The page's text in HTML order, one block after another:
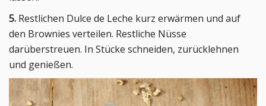
5. Restlichen Dulce de Leche kurz erwärmen und auf
den Brownies verteilen. Restliche Nüsse
darüberstreuen. In Stücke schneiden, zurücklehnen
und genießen.